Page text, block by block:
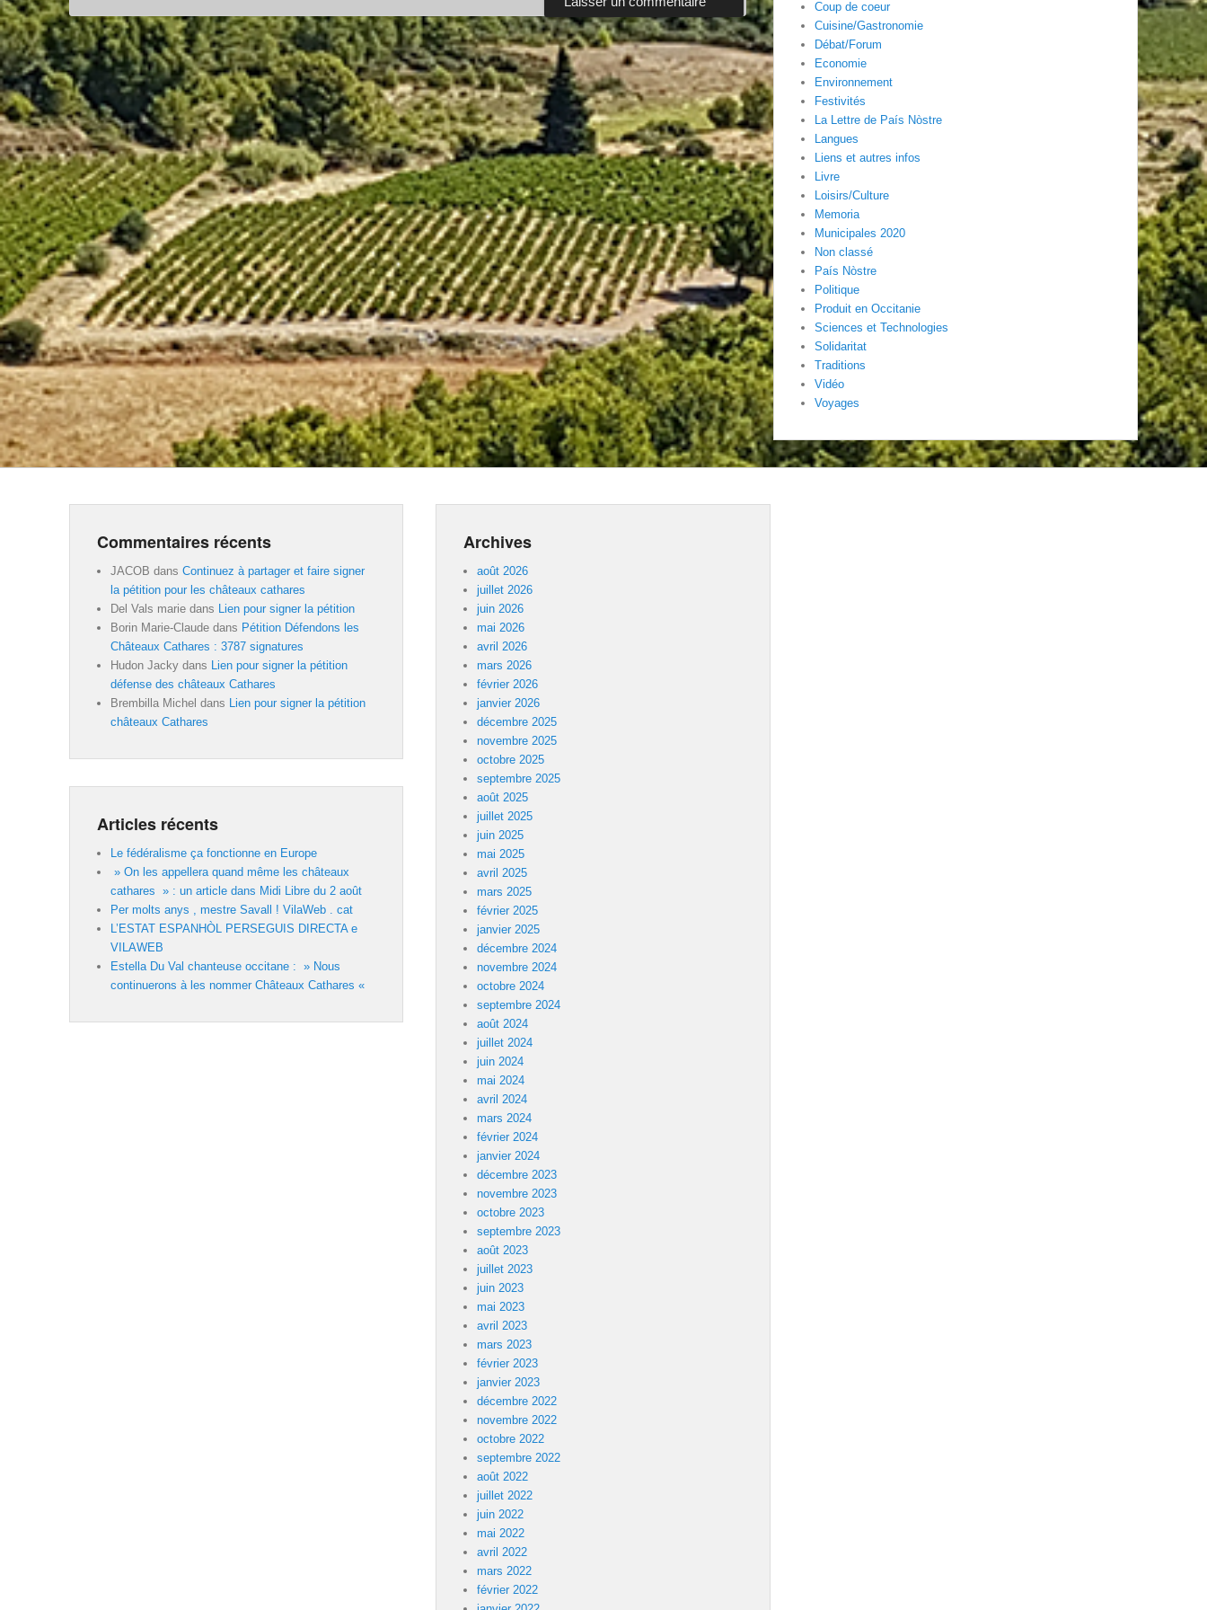
Coup de coeur
Cuisine/Gastronomie
Débat/Forum
Economie
Environnement
Festivités
La Lettre de País Nòstre
Langues
Liens et autres infos
Livre
Loisirs/Culture
Memoria
Municipales 2020
Non classé
País Nòstre
Politique
Produit en Occitanie
Sciences et Technologies
Solidaritat
Traditions
Vidéo
Voyages
Commentaires récents
JACOB dans Continuez à partager et faire signer
la pétition pour les châteaux cathares
Del Vals marie dans
Lien pour signer la pétition
Borin Marie-Claude dans Pétition Défendons les
Châteaux Cathares : 3787 signatures
Hudon Jacky dans
Lien pour signer la pétition
défense des châteaux Cathares
Brembilla Michel dans
Lien pour signer la pétition
châteaux Cathares
Articles récents
Le fédéralisme ça fonctionne en Europe
» On les appellera quand même les châteaux
cathares » : un article dans Midi Libre du 2 août
Per molts anys , mestre Savall ! VilaWeb . cat
L’ESTAT ESPANHÒL PERSEGUIS DIRECTA e
VILAWEB
Estella Du Val chanteuse occitane : » Nous
continuerons à les nommer Châteaux Cathares «
Archives
août 2026
juillet 2026
juin 2026
mai 2026
avril 2026
mars 2026
février 2026
janvier 2026
décembre 2025
novembre 2025
octobre 2025
septembre 2025
août 2025
juillet 2025
juin 2025
mai 2025
avril 2025
mars 2025
février 2025
janvier 2025
décembre 2024
novembre 2024
octobre 2024
septembre 2024
août 2024
juillet 2024
juin 2024
mai 2024
avril 2024
mars 2024
février 2024
janvier 2024
décembre 2023
novembre 2023
octobre 2023
septembre 2023
août 2023
juillet 2023
juin 2023
mai 2023
avril 2023
mars 2023
février 2023
janvier 2023
décembre 2022
novembre 2022
octobre 2022
septembre 2022
août 2022
juillet 2022
juin 2022
mai 2022
avril 2022
mars 2022
février 2022